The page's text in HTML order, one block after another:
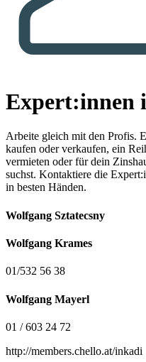
Expert:innen
Arbeite gleich mit den Profis.
kaufen oder verkaufen, ein
vermieten oder für dein
suchst. Kontaktiere die
in besten Händen.
Wolfgang Sztatecsny
Wolfgang Krames
01/532 56 38
Wolfgang Mayerl
01 / 603 24 72
http://members.chello.at/inkadi